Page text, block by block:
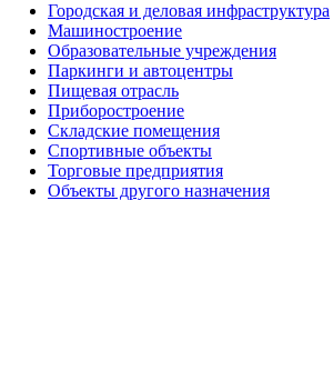
Городская и деловая инфраструктура
Машиностроение
Образовательные учреждения
Паркинги и автоцентры
Пищевая отрасль
Приборостроение
Складские помещения
Спортивные объекты
Торговые предприятия
Объекты другого назначения